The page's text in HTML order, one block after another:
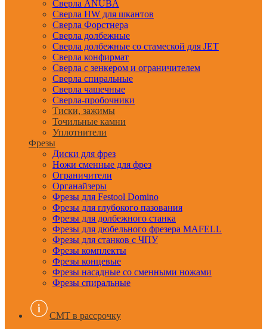
Сверла ANUBA
Сверла HW для шкантов
Сверла Форстнера
Сверла долбежные
Сверла долбежные со стамеской для JET
Сверла конфирмат
Сверла с зенкером и ограничителем
Сверла спиральные
Сверла чашечные
Сверла-пробочники
Тиски, зажимы
Точильные камни
Уплотнители
Фрезы
Диски для фрез
Ножи сменные для фрез
Ограничители
Органайзеры
Фрезы для Festool Domino
Фрезы для глубокого пазования
Фрезы для долбежного станка
Фрезы для дюбельного фрезера MAFELL
Фрезы для станков с ЧПУ
Фрезы комплекты
Фрезы концевые
Фрезы насадные со сменными ножами
Фрезы спиральные
CMT в рассрочку